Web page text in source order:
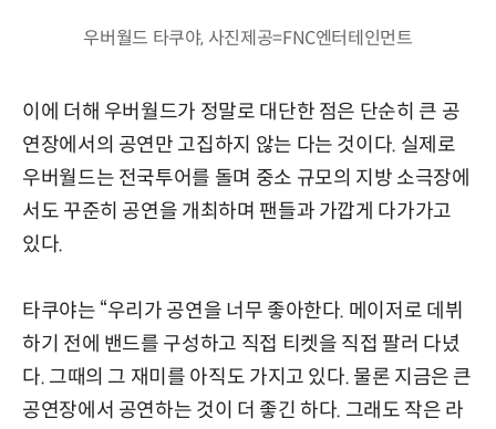
우버월드 타쿠야, 사진제공=FNC엔터테인먼트
이에 더해 우버월드가 정말로 대단한 점은 단순히 큰 공
연장에서의 공연만 고집하지 않는 다는 것이다. 실제로
우버월드는 전국투어를 돌며 중소 규모의 지방 소극장에
서도 꾸준히 공연을 개최하며 팬들과 가깝게 다가가고
있다.
타쿠야는 “우리가 공연을 너무 좋아한다. 메이저로 데뷔
하기 전에 밴드를 구성하고 직접 티켓을 직접 팔러 다녔
다. 그때의 그 재미를 아직도 가지고 있다. 물론 지금은 큰
공연장에서 공연하는 것이 더 좋긴 하다. 그래도 작은 라